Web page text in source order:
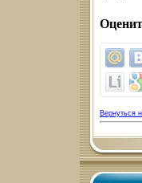
Вернуться